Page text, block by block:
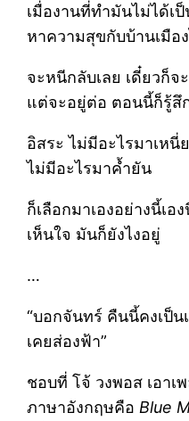
เมื่องานที่ทำมันไม่ได้เ
หาความสุขกับบ้านเมือ
จะหนีกลับเลย เดี๋ยวก็จ
แต่จะอยู่ต่อ ตอนนี้ก็รู้สึ
อิสระ ไม่มีอะไรมาเหนี่
ไม่มีอะไรมาค้ำยัน
ก็เลือกมาเองอย่างนี้เ
เห็นใจ มันก็ยังไงอยู่
…
“บอกจันทร์ คืนนี้คงเป็
เคยส่องฟ้า”
ชอบที่ โจ้ วงพอส เอาเ
ภาษาอังกฤษคือ Blue